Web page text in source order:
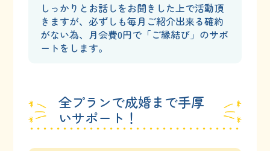
しっかりとお話しをお聞きした上で活動頂
きますが、必ずしも毎月ご紹介出来る確約
がない為、 月会費0円で「ご縁結び」のサポ
ートをします。
全プランで成婚まで手厚
いサポート！